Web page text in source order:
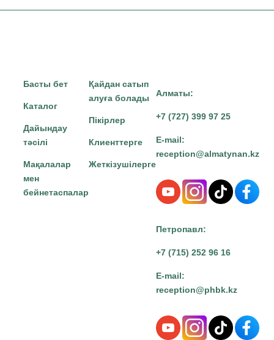
Басты бет
Каталог
Дайындау
тәсілі
Мақалалар
мен
бейнетаспалар
Қайдан сатып
алуға болады
Пікірлер
Клиенттерге
Жеткізушілерге
Алматы:
+7 (727) 399 97 25
E-mail:
reception@almatynan.kz
Петропавл:
+7 (715) 252 96 16
E-mail:
reception@phbk.kz